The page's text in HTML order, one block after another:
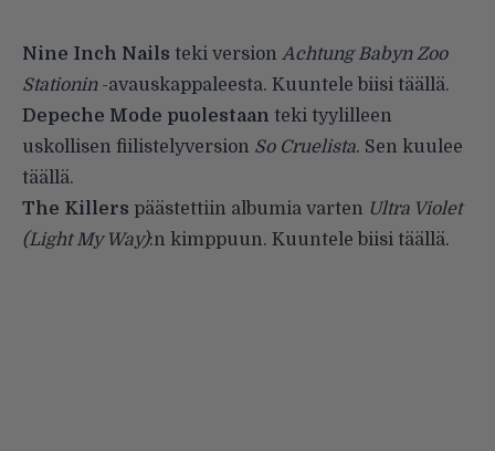
Nine Inch Nails teki version Achtung Babyn Zoo
Stationin-avauskappaleesta. Kuuntele biisi täällä.
Depeche Mode puolestaan teki tyylilleen
uskollisen fiilistelyversion So Cruelista. Sen kuulee
täällä.
The Killers päästettiin albumia varten Ultra Violet
(Light My Way):n kimppuun. Kuuntele biisi täällä.